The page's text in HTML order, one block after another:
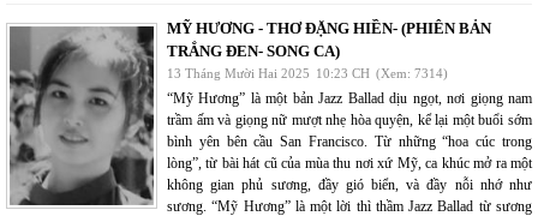
MỸ HƯƠNG - THƠ ĐẶNG HIỀN- (PHIÊN BẢN
TRẮNG ĐEN- SONG CA)
13 Tháng Mười Hai 2025 10:23 CH (Xem: 7314)
“Mỹ Hương” là một bản Jazz Ballad dịu ngọt, nơi giọng nam
trầm ấm và giọng nữ mượt nhẹ hòa quyện, kể lại một buổi sớm
bình yên bên cầu San Francisco. Từ những “hoa cúc trong
lòng”, từ bài hát cũ của mùa thu nơi xứ Mỹ, ca khúc mở ra một
không gian phủ sương, đầy gió biển, và đầy nỗi nhớ như
sương. “Mỹ Hương” là một lời thì thầm Jazz Ballad từ sương